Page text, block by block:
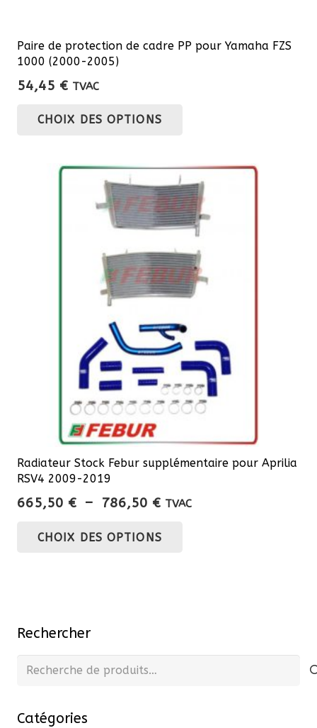
Paire de protection de cadre PP pour Yamaha FZS
1000 (2000-2005)
54,45 € TVAC
CHOIX DES OPTIONS
plusieurs
variations.
Les
options
être
choisies
sur
page
du
produit
Radiateur Stock Febur supplémentaire pour Aprilia
RSV4 2009-2019
665,50 € – 786,50 €Plage
prix :
TVAC
CHOIX DES OPTIONS
Rechercher
Recherche
Catégories